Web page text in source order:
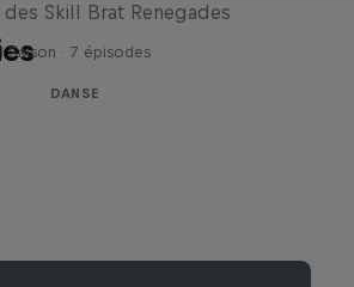
des Skill Brat Renegades
1 Saison · 7 épisodes
DANSE